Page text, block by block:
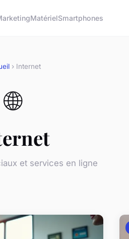
MatérielSmartphones
› Internet
🌐
et services en ligne